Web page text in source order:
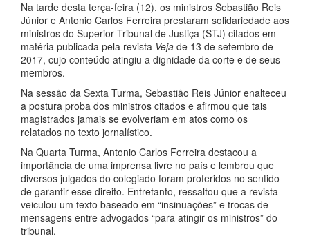
Na tarde desta terça-feira (12), os ministros Sebastião Reis
Júnior e Antonio Carlos Ferreira prestaram solidariedade aos
ministros do Superior Tribunal de Justiça (STJ) citados em
matéria publicada pela revista Veja de 13 de setembro de
2017, cujo conteúdo atingiu a dignidade da corte e de seus
membros.
Na sessão da Sexta Turma, Sebastião Reis Júnior enalteceu
a postura proba dos ministros citados e afirmou que tais
magistrados jamais se evolveriam em atos como os
relatados no texto jornalístico.
Na Quarta Turma, Antonio Carlos Ferreira destacou a
importância de uma imprensa livre no país e lembrou que
diversos julgados do colegiado foram proferidos no sentido
de garantir esse direito. Entretanto, ressaltou que a revista
veiculou um texto baseado em “insinuações” e trocas de
mensagens entre advogados “para atingir os ministros” do
tribunal.